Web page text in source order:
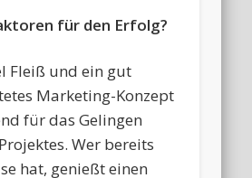
für den Erfolg?
Fleiß und ein gut
Marketing-Konzept
für das Gelingen
Wer bereits
hat, genießt einen